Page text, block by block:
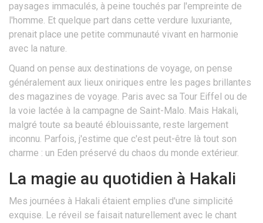
paysages immaculés, à peine touchés par l'empreinte de
l'homme. Et quelque part dans cette verdure luxuriante,
prenait place une petite communauté vivant en harmonie
avec la nature.
Quand on pense aux destinations de voyage, on pense
généralement aux lieux oniriques entre les pages brillantes
des magazines de voyage. Paris avec sa Tour Eiffel ou de
la voie lactée à la campagne de Saint-Malo. Mais Hakali,
malgré toute sa beauté éblouissante, reste largement
inconnu. Parfois, j'estime que c'est peut-être là tout son
charme : un Eden préservé du chaos du monde extérieur.
La magie au quotidien à Hakali
Mes journées à Hakali étaient emplies d'une simplicité
exquise. Le réveil se faisait naturellement avec le chant